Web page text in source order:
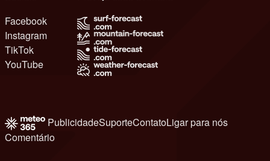
Facebook
Instagram
TikTok
YouTube
PublicidadeSuporteContatoLigar para nós
Comentário